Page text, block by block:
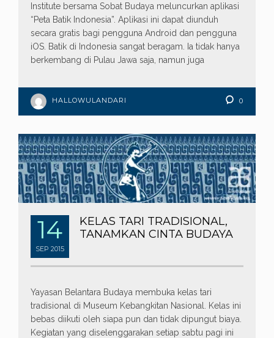
Institute bersama Sobat Budaya meluncurkan aplikasi
“Peta Batik Indonesia”. Aplikasi ini dapat diunduh
secara gratis bagi pengguna Android dan pengguna
iOS. Batik di Indonesia sangat beragam. Ia tidak hanya
berkembang di Pulau Jawa saja, namun juga
HALLOWULANDARI 0
14
SEP 2015
KELAS TARI TRADISIONAL,
TANAMKAN CINTA BUDAYA
Yayasan Belantara Budaya membuka kelas tari
tradisional di Museum Kebangkitan Nasional. Kelas ini
bebas diikuti oleh siapa pun dan tidak dipungut biaya.
Kegiatan yang diselenggarakan setiap sabtu pagi ini